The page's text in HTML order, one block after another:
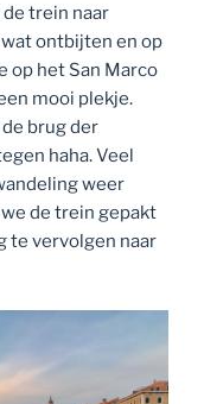
trein naar
ontbijten en op
op het San Marco
mooi plekje.
brug der
haha. Veel
weer
de trein gepakt
te vervolgen naar